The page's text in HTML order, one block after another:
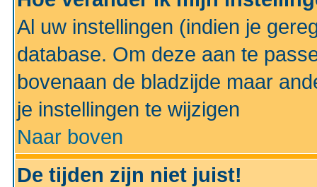
Al uw instellingen (indien je
database. Om deze aan te
bovenaan de bladzijde maar
je instellingen te wijzigen
Naar boven
De tijden zijn niet juist!